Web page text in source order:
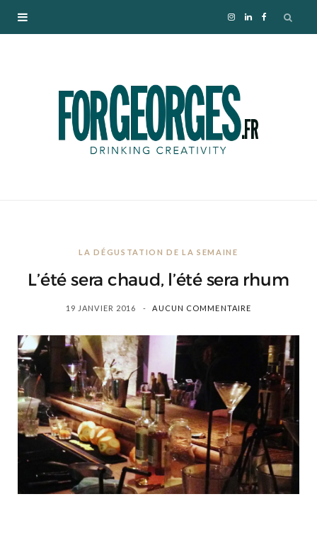
I
s
a
m
L
k
LA DÉGUSTATION DE LA SEMAINE
L’été sera chaud, l’été sera rhum
19 JANVIER 2016 AUCUN COMMENTAIRE